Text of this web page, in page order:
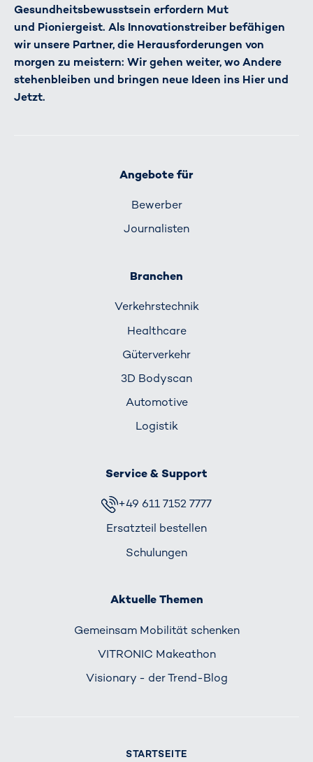
Gesundheitsbewusstsein erfordern Mut
und Pioniergeist. Als Innovationstreiber befähigen
wir unsere Partner, die Herausforderungen von
morgen zu meistern: Wir gehen weiter, wo Andere
stehenbleiben und bringen neue Ideen ins Hier und
Jetzt.
Angebote für
Bewerber
Journalisten
Branchen
Verkehrs­technik
Healthcare
Güterverkehr
3D Bodyscan
Automotive
Logistik
Service & Support
+49 611 7152 7777
Ersatzteil bestellen
Schulungen
Aktuelle Themen
Gemeinsam Mobilität schenken
VITRONIC Makeathon
Visionary - der Trend-Blog
STARTSEITE